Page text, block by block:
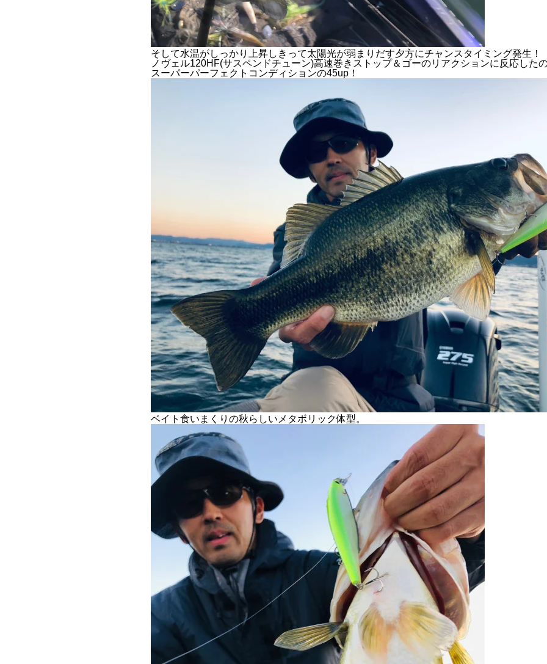
そして水温がしっかり上昇しきって太陽光が弱まりだす夕方にチャンスタイミング発生！
ノヴェル120HF(サスペンドチューン)高速巻きストップ＆ゴーのリアクションに反応した
スーパーパーフェクトコンディションの45up！
ベイト食いまくりの秋らしいメタボリック体型。